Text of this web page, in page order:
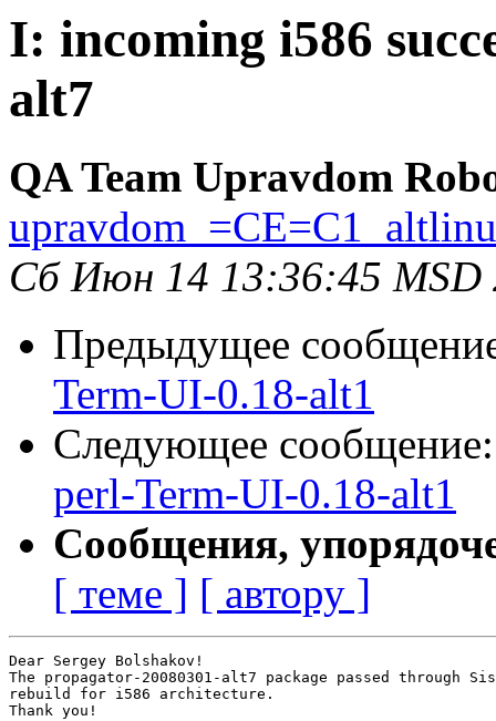
I: incoming i586
alt7
QA Team Upravdom
Сб Июн 14 13:36:45 MSD
Предыдущее
Term-UI-0.18-alt1
Следующее
perl-Term-UI-0.18-alt1
Сообщения,
[ теме ] [ автору ]
Dear Sergey Bolshakov!
The propagator-20080301-alt7 package passed through
rebuild for i586 architecture.
Thank you!